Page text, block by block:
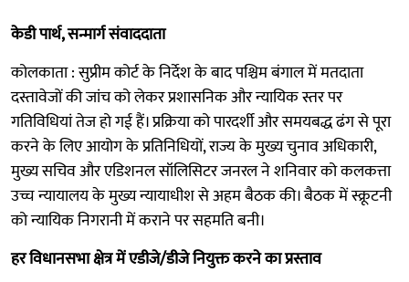
केडी पार्थ, सन्मार्ग संवाददाता
कोलकाता : सुप्रीम कोर्ट के निर्देश के बाद पश्चिम बंगाल में मतदाता
दस्तावेजों की जांच को लेकर प्रशासनिक और न्यायिक स्तर पर
गतिविधियां तेज हो गई हैं। प्रक्रिया को पारदर्शी और समयबद्ध ढंग से पूरा
करने के लिए आयोग के प्रतिनिधियों, राज्य के मुख्य चुनाव अधिकारी,
मुख्य सचिव और एडिशनल सॉलिसिटर जनरल ने शनिवार को कलकत्ता
उच्च न्यायालय के मुख्य न्यायाधीश से अहम बैठक की। बैठक में स्क्रूटनी
को न्यायिक निगरानी में कराने पर सहमति बनी।
हर विधानसभा क्षेत्र में एडीजे/डीजे नियुक्त करने का प्रस्ताव